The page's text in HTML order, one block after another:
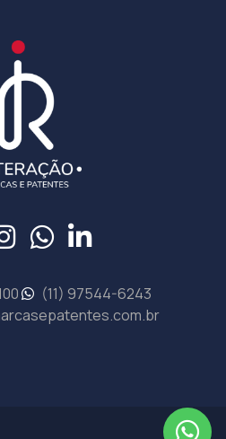
(11) 97544-6243